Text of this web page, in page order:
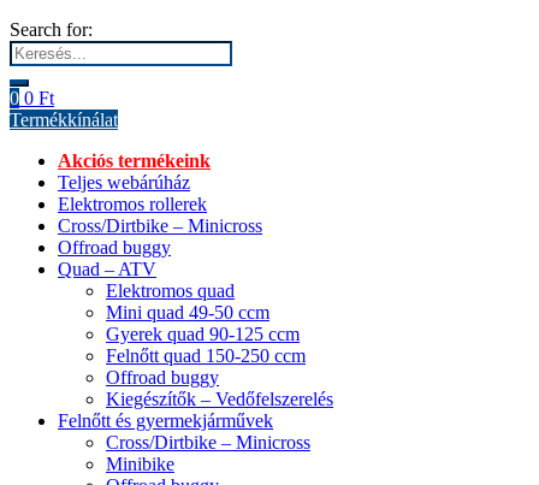
Search for:
0 0 Ft
Termékkínálat
Akciós termékeink
Teljes webárúház
Elektromos rollerek
Cross/Dirtbike – Minicross
Offroad buggy
Quad – ATV
Elektromos quad
Mini quad 49-50 ccm
Gyerek quad 90-125 ccm
Felnőtt quad 150-250 ccm
Offroad buggy
Kiegészítők – Vedőfelszerelés
Felnőtt és gyermekjárművek
Cross/Dirtbike – Minicross
Minibike